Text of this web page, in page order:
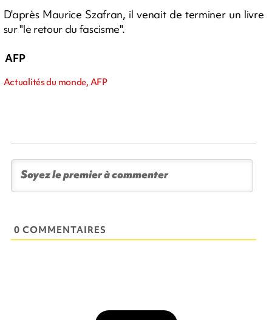
D'après Maurice Szafran, il venait de terminer un livre
sur "le retour du fascisme".
AFP
Actualités du monde, AFP
0 COMMENTAIRES